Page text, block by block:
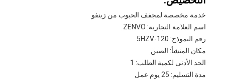
خدمة مخصصة لمجفف الحبوب من زينفو
اسم العلامة التجارية: ZENVO
رقم النموذج: 5HZV-120
مكان المنشأ: الصين
الحد الأدنى لكمية الطلب: 1
مدة التسليم: 25 يوم عمل